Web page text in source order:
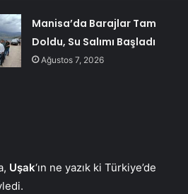
Manisa’da Barajlar Tam
Doldu, Su Salımı Başladı
Ağustos 7, 2026
Uşak‘ın ne yazık ki Türkiye’de